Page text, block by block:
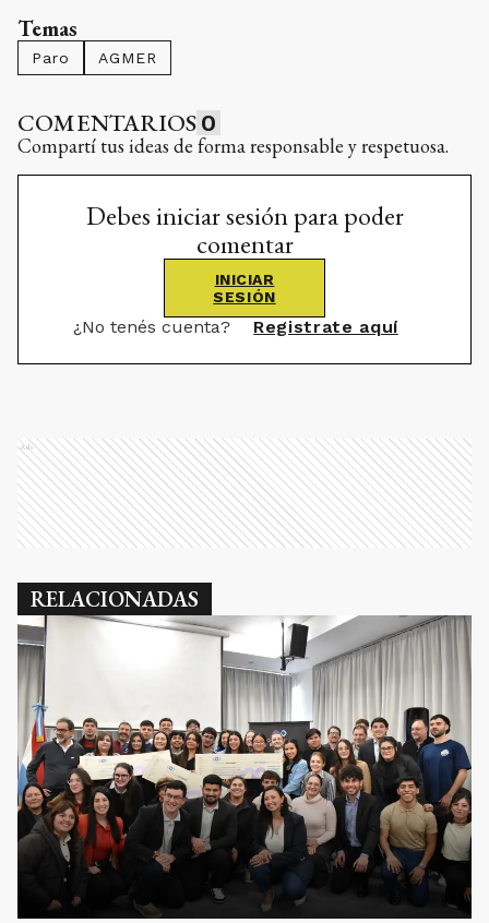
Temas
Paro AGMER
COMENTARIOS 0
Compartí tus ideas de forma responsable y respetuosa.
Debes iniciar sesión para poder
comentar
INICIAR
SESIÓN
¿No tenés cuenta? Registrate aquí
Ads
RELACIONADAS